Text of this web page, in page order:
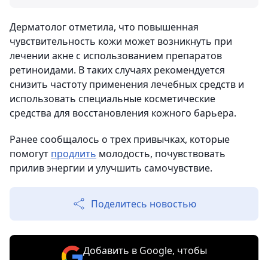
Дерматолог отметила, что повышенная
чувствительность кожи может возникнуть при
лечении акне с использованием препаратов
ретиноидами. В таких случаях рекомендуется
снизить частоту применения лечебных средств и
использовать специальные косметические
средства для восстановления кожного барьера.
Ранее сообщалось о трех привычках, которые
помогут продлить молодость, почувствовать
прилив энергии и улучшить самочувствие.
Поделитесь новостью
Добавить в Google, чтобы